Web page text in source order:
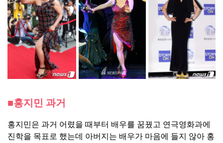
■홍지민 과거
홍지민은 과거 어렸을 때부터 배우를 꿈꿨고 연극영화과에
진학을 목표로 했는데 아버지는 배우가 마음에 들지 않아 홍